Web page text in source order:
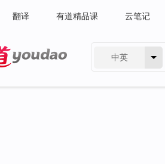
翻译 有道精品课 云笔记
中英